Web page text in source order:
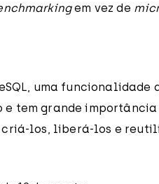
em vez de
uma funcionalidade
e tem grande
criá-los, liberá-los e